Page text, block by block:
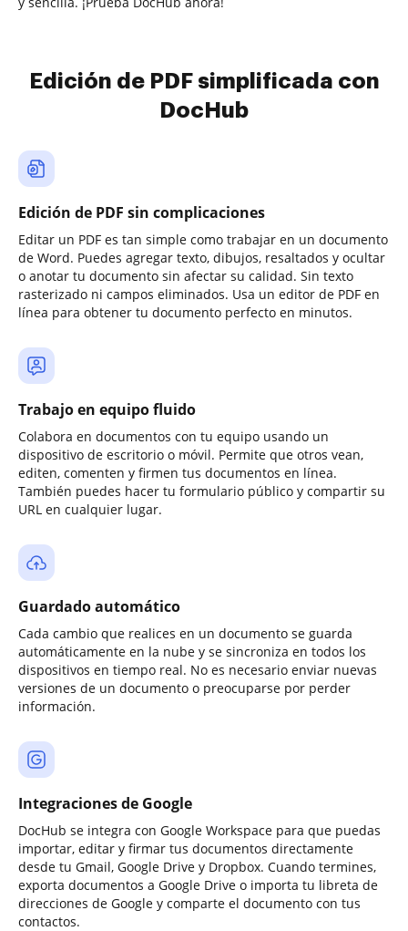
Edición de PDF simplificada con
DocHub
Edición de PDF sin complicaciones
Editar un PDF es tan simple como trabajar en un documento
de Word. Puedes agregar texto, dibujos, resaltados y ocultar
o anotar tu documento sin afectar su calidad. Sin texto
rasterizado ni campos eliminados. Usa un editor de PDF en
línea para obtener tu documento perfecto en minutos.
Trabajo en equipo fluido
Colabora en documentos con tu equipo usando un
dispositivo de escritorio o móvil. Permite que otros vean,
editen, comenten y firmen tus documentos en línea.
También puedes hacer tu formulario público y compartir su
URL en cualquier lugar.
Guardado automático
Cada cambio que realices en un documento se guarda
automáticamente en la nube y se sincroniza en todos los
dispositivos en tiempo real. No es necesario enviar nuevas
versiones de un documento o preocuparse por perder
información.
Integraciones de Google
DocHub se integra con Google Workspace para que puedas
importar, editar y firmar tus documentos directamente
desde tu Gmail, Google Drive y Dropbox. Cuando termines,
exporta documentos a Google Drive o importa tu libreta de
direcciones de Google y comparte el documento con tus
contactos.